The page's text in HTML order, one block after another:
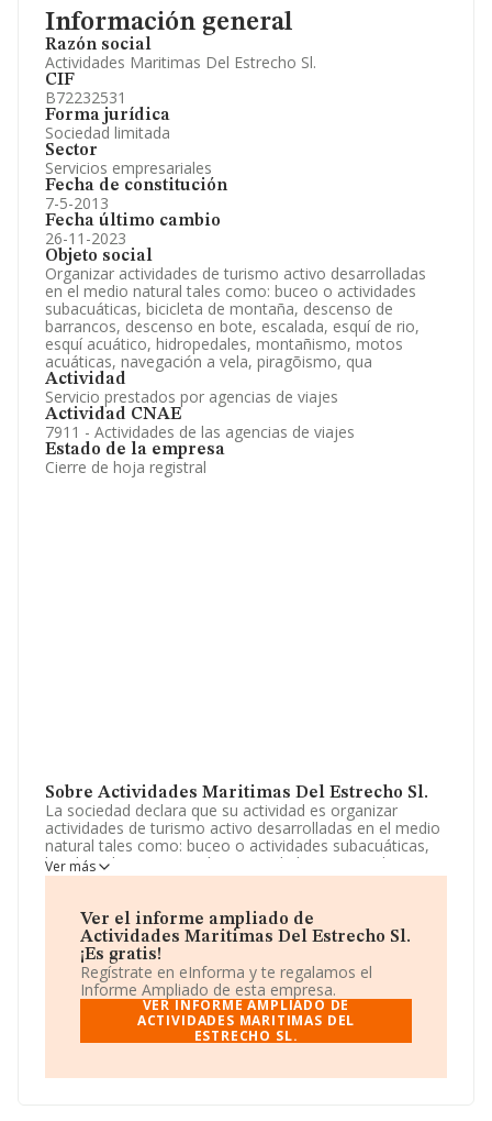
Información general
Razón social
Actividades Maritimas Del Estrecho Sl.
CIF
B72232531
Forma jurídica
Sociedad limitada
Sector
Servicios empresariales
Fecha de constitución
7-5-2013
Fecha último cambio
26-11-2023
Objeto social
Organizar actividades de turismo activo desarrolladas
en el medio natural tales como: buceo o actividades
subacuáticas, bicicleta de montaña, descenso de
barrancos, descenso en bote, escalada, esquí de rio,
esquí acuático, hidropedales, montañismo, motos
acuáticas, navegación a vela, piragõismo, qua
Actividad
Servicio prestados por agencias de viajes
Actividad CNAE
7911 - Actividades de las agencias de viajes
Estado de la empresa
Cierre de hoja registral
Sobre Actividades Maritimas Del Estrecho Sl.
La sociedad declara que su actividad es organizar
actividades de turismo activo desarrolladas en el medio
natural tales como: buceo o actividades subacuáticas,
bicicleta de montaña, descenso de barrancos, descenso
en bote, escalada, esquí de rio, esquí acuático,
navegación a vela, piragõismo, qua. La empresa
aparece inscrita en el Registro Mercantil como Sociedad
Limitada. Tiene CNAE: 7911 - 'Actividades de las
agencias de viajes'. La compañía no tiene actividad en
mercados exteriores.
Actividades Maritimas del Estrecho S.L
B72232531, está situada en Avenida Del Mar núm. 64
Andalucía.
Ver más
Ver el informe ampliado de
Actividades Maritimas Del Estrecho Sl.
¡Es gratis!
Regístrate en eInforma y te regalamos el
Informe Ampliado de esta empresa.
VER INFORME AMPLIADO DE
ACTIVIDADES MARITIMAS DEL
ESTRECHO SL.
Información oficial y registral complementaria.